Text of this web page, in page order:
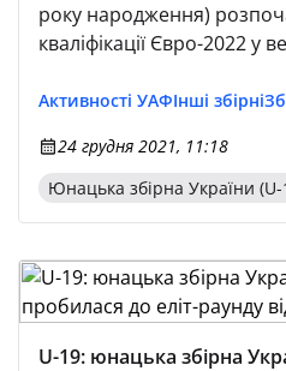
року народження)
кваліфікації Євро-2022 у
Активності УАФІнші збірні
24 грудня 2021, 11:18
Юнацька збірна України (U-
U-19: юнацька збірна